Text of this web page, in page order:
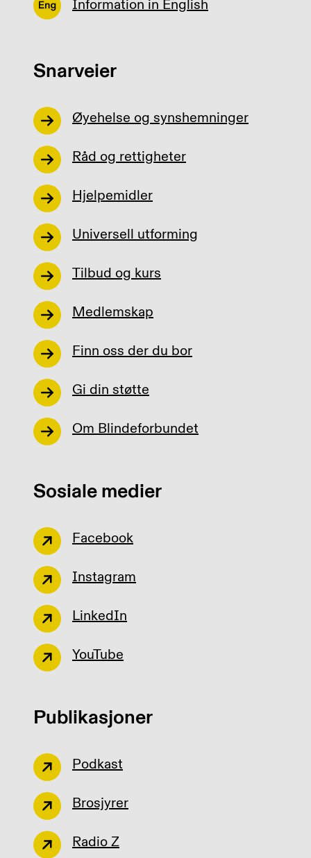
Information in English
Snarveier
Øyehelse og synshemninger
Råd og rettigheter
Hjelpemidler
Universell utforming
Tilbud og kurs
Medlemskap
Finn oss der du bor
Gi din støtte
Om Blindeforbundet
Sosiale medier
Facebook
Instagram
LinkedIn
YouTube
Publikasjoner
Podkast
Brosjyrer
Radio Z